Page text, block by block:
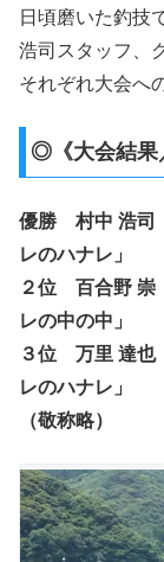
日頃磨いた釣技
浩司スタッフ、
それぞれ大会へ
◎《大会結
優勝 村中 浩司
レのハナレ」
２位 百合野 崇
レの中の中」
３位 万里 達也
レのハナレ」
（敬称略）